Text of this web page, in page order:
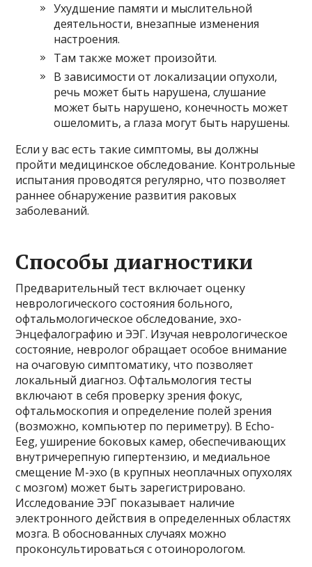
Ухудшение памяти и мыслительной
деятельности, внезапные изменения
настроения.
Там также может произойти.
В зависимости от локализации опухоли,
речь может быть нарушена, слушание
может быть нарушено, конечность может
ошеломить, а глаза могут быть нарушены.
Если у вас есть такие симптомы, вы должны
пройти медицинское обследование. Контрольные
испытания проводятся регулярно, что позволяет
раннее обнаружение развития раковых
заболеваний.
Способы диагностики
Предварительный тест включает оценку
неврологического состояния больного,
офтальмологическое обследование, эхо-
Энцефалографию и ЭЭГ. Изучая неврологическое
состояние, невролог обращает особое внимание
на очаговую симптоматику, что позволяет
локальный диагноз. Офтальмология тесты
включают в себя проверку зрения фокус,
офтальмоскопия и определение полей зрения
(возможно, компьютер по периметру). В Echo-
Eeg, уширение боковых камер, обеспечивающих
внутричерепную гипертензию, и медиальное
смещение M-эхо (в крупных неоплачных опухолях
с мозгом) может быть зарегистрировано.
Исследование ЭЭГ показывает наличие
электронного действия в определенных областях
мозга. В обоснованных случаях можно
проконсультироваться с отоинорологом.